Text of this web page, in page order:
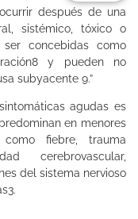
después de una
sistémico, tóxico o
ser concebidas como
y pueden no
subyacente 9.”
agudas es
en menores
fiebre, trauma
cerebrovascular,
del sistema nervioso